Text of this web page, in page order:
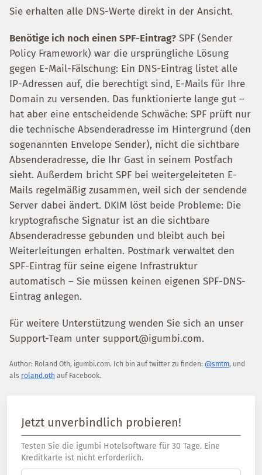
Sie erhalten alle DNS-Werte direkt in der Ansicht.
Benötige ich noch einen SPF-Eintrag? SPF (Sender
Policy Framework) war die ursprüngliche Lösung
gegen E-Mail-Fälschung: Ein DNS-Eintrag listet alle
IP-Adressen auf, die berechtigt sind, E-Mails für Ihre
Domain zu versenden. Das funktionierte lange gut –
hat aber eine entscheidende Schwäche: SPF prüft nur
die technische Absenderadresse im Hintergrund (den
sogenannten Envelope Sender), nicht die sichtbare
Absenderadresse, die Ihr Gast in seinem Postfach
sieht. Außerdem bricht SPF bei weitergeleiteten E-
Mails regelmäßig zusammen, weil sich der sendende
Server dabei ändert. DKIM löst beide Probleme: Die
kryptografische Signatur ist an die sichtbare
Absenderadresse gebunden und bleibt auch bei
Weiterleitungen erhalten. Postmark verwaltet den
SPF-Eintrag für seine eigene Infrastruktur
automatisch – Sie müssen keinen eigenen SPF-DNS-
Eintrag anlegen.
Für weitere Unterstützung wenden Sie sich an unser
Support-Team unter support@igumbi.com.
Author: Roland Oth, igumbi.com. Ich bin auf twitter zu finden: @smtm, und
als roland.oth auf Facebook.
Jetzt unverbindlich probieren!
Testen Sie die igumbi Hotelsoftware für 30 Tage. Eine
Kreditkarte ist nicht erforderlich.